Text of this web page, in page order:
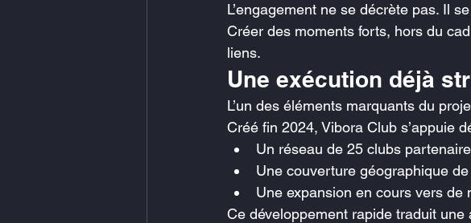
L’engagement ne se décrète pas. Il
Créer des moments forts, hors du
liens.
Une exécution déjà
L’un des éléments marquants du
Créé fin 2024, Vibora Club s’appuie
Un réseau de 25 clubs
Une couverture géographique
Une expansion en cours vers de
Ce développement rapide traduit